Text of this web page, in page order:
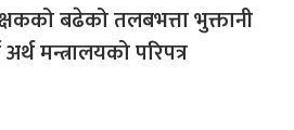
बढेको तलबभत्ता भुक्तानी
अर्थ मन्त्रालयको परिपत्र